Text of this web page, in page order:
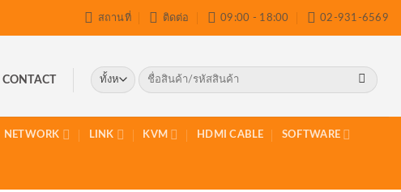
สถานที่ ติดต่อ 09:00 - 18:00 02-931-6569
CONTACT
ค้นหา:
NETWORK LINK KVM HDMI CABLE SOFTWARE